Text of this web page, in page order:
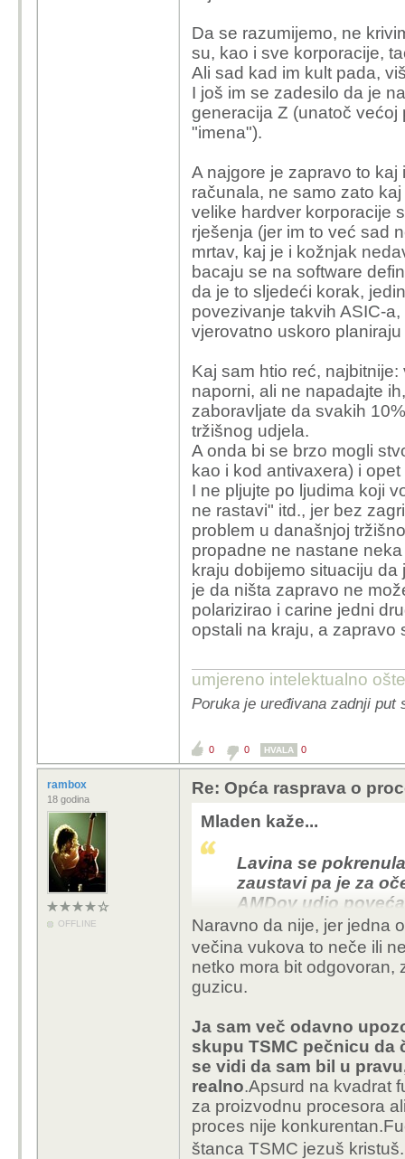
Da se razumijemo, ne
su, kao i sve korporacije,
Ali sad kad im kult pada,
I još im se zadesilo da je
generacija Z (unatoč
"imena").
A najgore je zapravo to
računala, ne samo zato
velike hardver korporacije
rješenja (jer im to već sad
mrtav, kaj je i kožnjak
bacaju se na software
da je to sljedeći korak,
povezivanje takvih ASIC-
vjerovatno uskoro
Kaj sam htio reć,
naporni, ali ne napadajte
zaboravljate da svakih
tržišnog udjela.
A onda bi se brzo mogli
kao i kod antivaxera) i
I ne pljujte po ljudima koji
ne rastavi" itd., jer bez
problem u današnjoj
propadne ne nastane
kraju dobijemo situaciju
je da ništa zapravo ne
polarizirao i carine jedni
opstali na kraju, a zapravo
umjereno intelektualno
Poruka je uređivana zadnji put
0 0 HVALA 0
rambox
18 godina
OFFLINE
Re: Opća rasprava o
Mladen kaže...
Lavina se
zaustavi pa je za
AMDov udio
nije mogao utjecati
je bar mogao
PRa, podmićivanja
navikli.
Uz sve
Naravno da nije, jer jedna
večina vukova to neče ili
netko mora bit odgovoran,
guzicu.
Ja sam več odavno
skupu TSMC pečnicu da
se vidi da sam bil u
realno.Apsurd na kvadrat
za proizvodnu procesora
proces nije
štanca TSMC jezuš kristuš.